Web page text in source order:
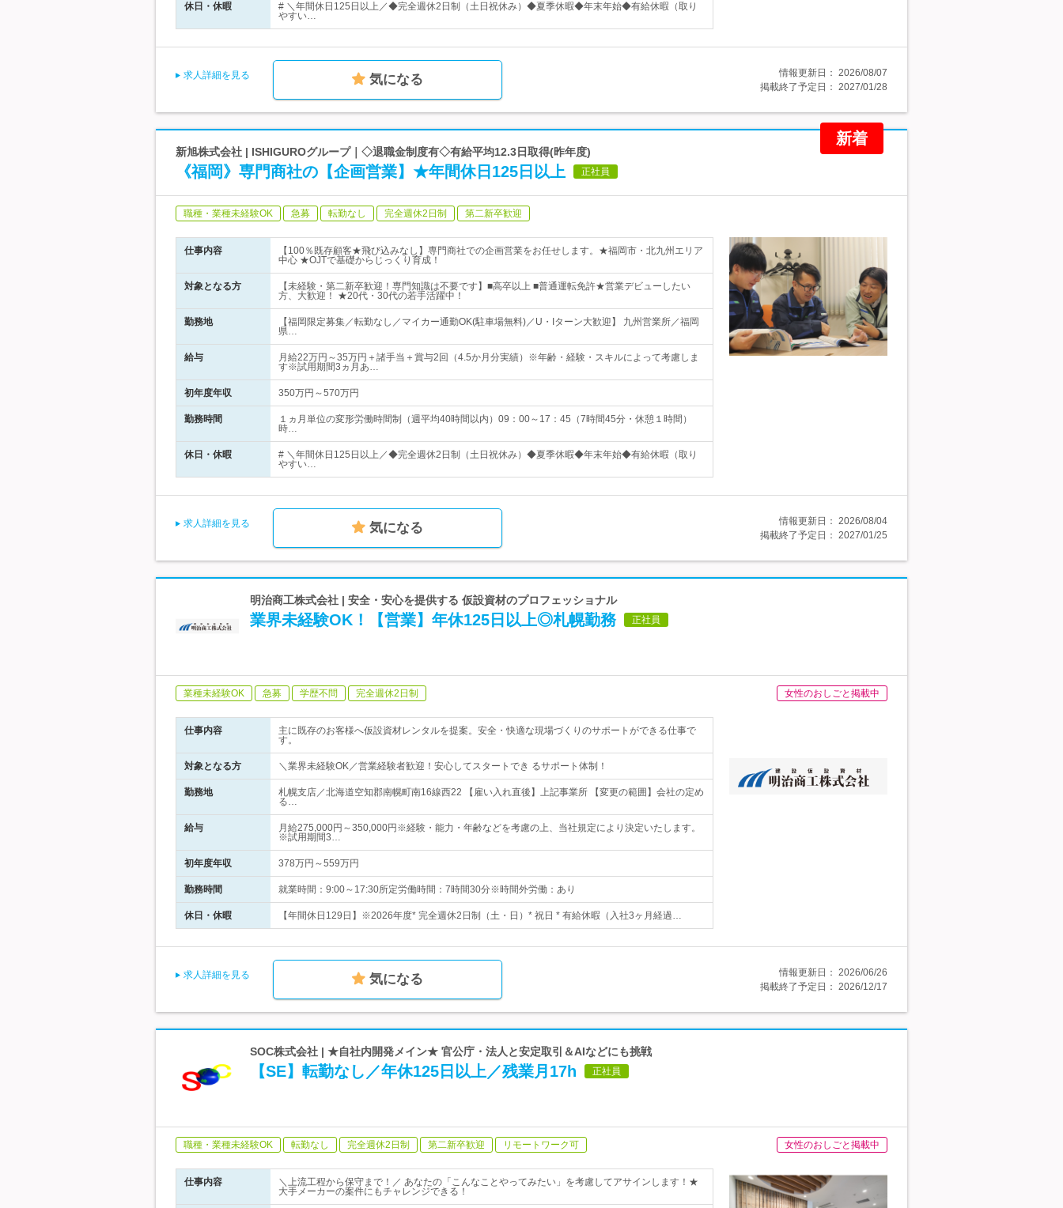
休日・休暇
# ＼年間休日125日以上／◆完全週休2日制（土日祝休み）◆夏季休暇◆年末年始◆有給休暇（取り
やすい…
求人詳細を見る 気になる 情報更新日： 2026/08/07
掲載終了予定日： 2027/01/28
新着
新旭株式会社 | ISHIGUROグループ｜◇退職金制度有◇有給平均12.3日取得(昨年度)
《福岡》専門商社の【企画営業】★年間休日125日以上 正社員
職種・業種未経験OK 急募 転勤なし 完全週休2日制 第二新卒歓迎
仕事内容
【100％既存顧客★飛び込みなし】専門商社での企画営業をお任せします。★福岡市・北九州エリア
中心 ★OJTで基礎からじっくり育成！
対象となる方
【未経験・第二新卒歓迎！専門知識は不要です】■高卒以上 ■普通運転免許★営業デビューしたい
方、大歓迎！ ★20代・30代の若手活躍中！
勤務地
【福岡限定募集／転勤なし／マイカー通勤OK(駐車場無料)／U・Iターン大歓迎】 九州営業所／福岡
県…
給与
月給22万円～35万円＋諸手当＋賞与2回（4.5か月分実績）※年齢・経験・スキルによって考慮しま
す※試用期間3ヵ月あ…
初年度年収 350万円～570万円
勤務時間
１ヵ月単位の変形労働時間制（週平均40時間以内）09：00～17：45（7時間45分・休憩１時間）
時…
休日・休暇
# ＼年間休日125日以上／◆完全週休2日制（土日祝休み）◆夏季休暇◆年末年始◆有給休暇（取り
やすい…
求人詳細を見る 気になる 情報更新日： 2026/08/04
掲載終了予定日： 2027/01/25
明治商工株式会社 | 安全・安心を提供する 仮設資材のプロフェッショナル
業界未経験OK！【営業】年休125日以上◎札幌勤務 正社員
業種未経験OK 急募 学歴不問 完全週休2日制 女性のおしごと掲載中
仕事内容
主に既存のお客様へ仮設資材レンタルを提案。安全・快適な現場づくりのサポートができる仕事で
す。
対象となる方 ＼業界未経験OK／営業経験者歓迎！安心してスタートでき るサポート体制！
勤務地
札幌支店／北海道空知郡南幌町南16線西22 【雇い入れ直後】上記事業所 【変更の範囲】会社の定め
る…
給与
月給275,000円～350,000円※経験・能力・年齢などを考慮の上、当社規定により決定いたします。
※試用期間3…
初年度年収 378万円～559万円
勤務時間 就業時間：9:00～17:30所定労働時間：7時間30分※時間外労働：あり
休日・休暇 【年間休日129日】※2026年度* 完全週休2日制（土・日）* 祝日 * 有給休暇（入社3ヶ月経過…
求人詳細を見る 気になる 情報更新日： 2026/06/26
掲載終了予定日： 2026/12/17
SOC株式会社 | ★自社内開発メイン★ 官公庁・法人と安定取引＆AIなどにも挑戦
【SE】転勤なし／年休125日以上／残業月17h 正社員
職種・業種未経験OK 転勤なし 完全週休2日制 第二新卒歓迎 リモートワーク可 女性のおしごと掲載中
仕事内容
＼上流工程から保守まで！／ あなたの「こんなことやってみたい」を考慮してアサインします！★
大手メーカーの案件にもチャレンジできる！